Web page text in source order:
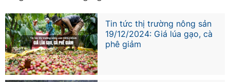
Tin tức thị trường nông sản
19/12/2024: Giá lúa gạo, cà
phê giảm